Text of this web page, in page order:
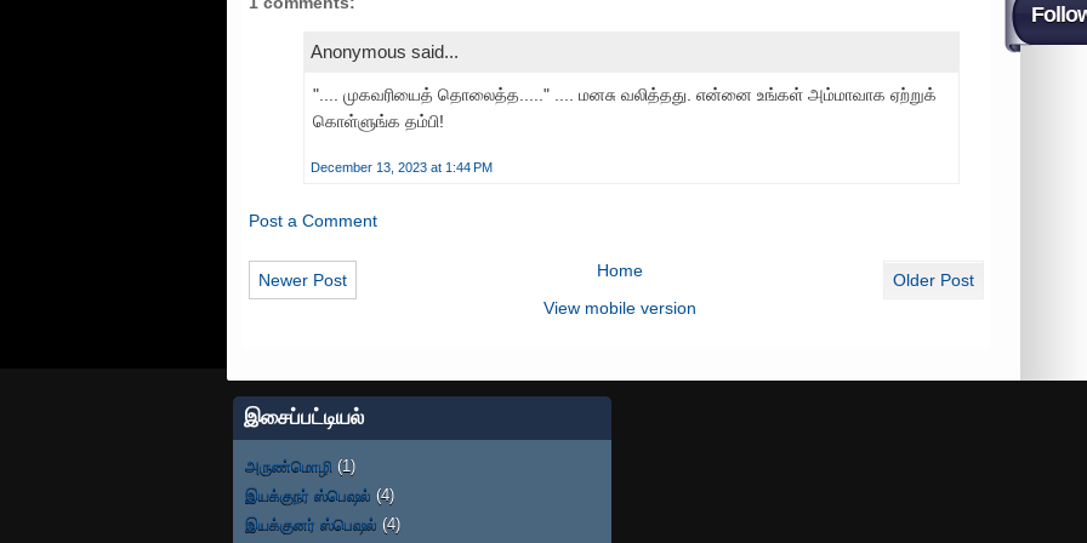
Anonymous said...
".... முகவரியைத் தொலைத்த....." .... மனசு வலித்தது. என்னை உங்கள் அம்மாவாக ஏற்றுக்
கொள்ளுங்க தம்பி!
December 13, 2023 at 1:44 PM
Post a Comment
Newer Post Older Post
Home
View mobile version
இசைப்பட்டியல்
அருண்மொழி (1)
இயக்குநர் ஸ்பெஷல் (4)
இயக்குனர் ஸ்பெஷல் (4)